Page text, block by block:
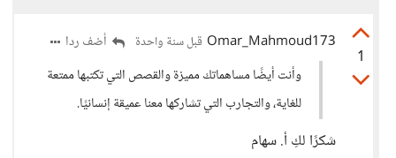
1
Omar_Mahmoud173 قبل سنة واحدة
أضف ردا
وأنت أيضًا مساهماتك مميزة والقصص التي تكتبها ممتعة
للغاية، والتجارب التي تشاركها معنا عميقة إنسانيًا.
شكرًا لكِ أ. سهام